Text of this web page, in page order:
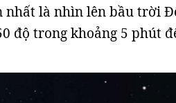
nhất là nhìn lên bầu trời
độ trong khoảng 5 phút